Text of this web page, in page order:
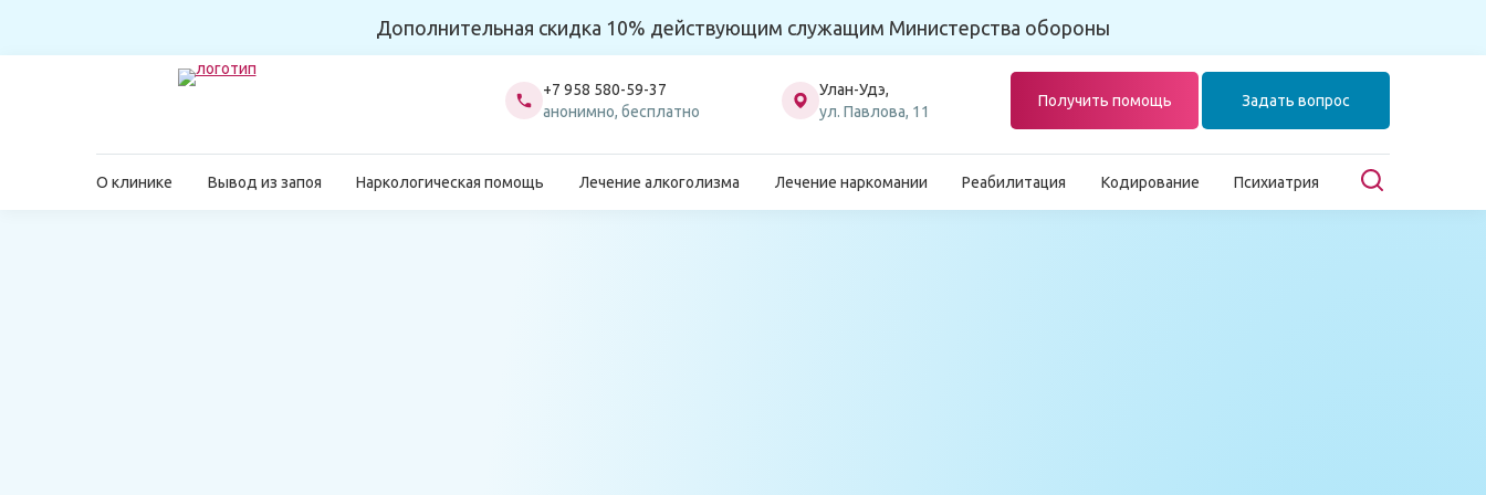
Дополнительная скидка 10% действующим служащим Министерства обороны
+7 958 580-59-37
анонимно, бесплатно
Улан-Удэ,
ул. Павлова, 11
Получить помощь Задать вопрос
О клинике Вывод из запоя Наркологическая помощь Лечение алкоголизма Лечение наркомании Реабилитация Кодирование Психиатрия